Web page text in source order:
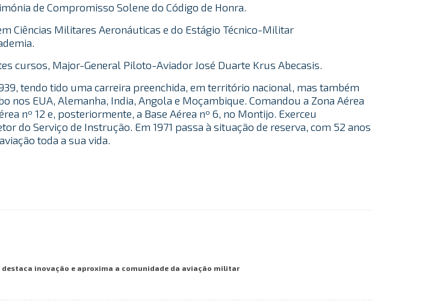
de Compromisso Solene do Código de Honra.
Ciências Militares Aeronáuticas e do Estágio Técnico-Militar
cursos, Major-General Piloto-Aviador José Duarte Krus Abecasis.
tendo tido uma carreira preenchida, em território nacional, mas também
nos EUA, Alemanha, India, Angola e Moçambique. Comandou a Zona Aérea
nº 12 e, posteriormente, a Base Aérea nº 6, no Montijo. Exerceu
do Serviço de Instrução. Em 1971 passa à situação de reserva, com 52 anos
toda a sua vida.
inovação e aproxima a comunidade da aviação militar